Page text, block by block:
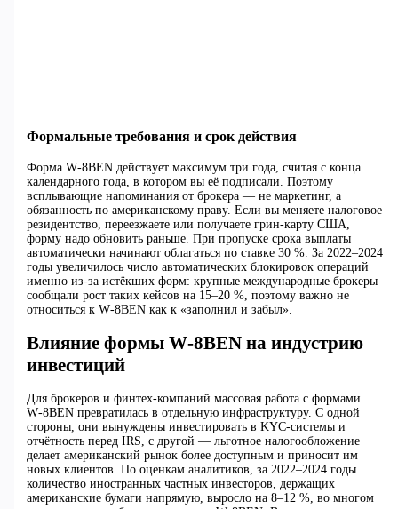
Формальные требования и срок действия
Форма W‑8BEN действует максимум три года, считая с конца
календарного года, в котором вы её подписали. Поэтому
всплывающие напоминания от брокера — не маркетинг, а
обязанность по американскому праву. Если вы меняете налоговое
резидентство, переезжаете или получаете грин-карту США,
форму надо обновить раньше. При пропуске срока выплаты
автоматически начинают облагаться по ставке 30 %. За 2022–2024
годы увеличилось число автоматических блокировок операций
именно из‑за истёкших форм: крупные международные брокеры
сообщали рост таких кейсов на 15–20 %, поэтому важно не
относиться к W‑8BEN как к «заполнил и забыл».
Влияние формы W‑8BEN на индустрию
инвестиций
Для брокеров и финтех‑компаний массовая работа с формами
W‑8BEN превратилась в отдельную инфраструктуру. С одной
стороны, они вынуждены инвестировать в KYC‑системы и
отчётность перед IRS, с другой — льготное налогообложение
делает американский рынок более доступным и приносит им
новых клиентов. По оценкам аналитиков, за 2022–2024 годы
количество иностранных частных инвесторов, держащих
американские бумаги напрямую, выросло на 8–12 %, во многом